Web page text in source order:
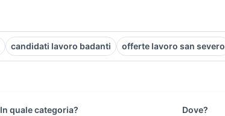
candidati lavoro badanti offerte lavoro san severo
In quale categoria? Dove?